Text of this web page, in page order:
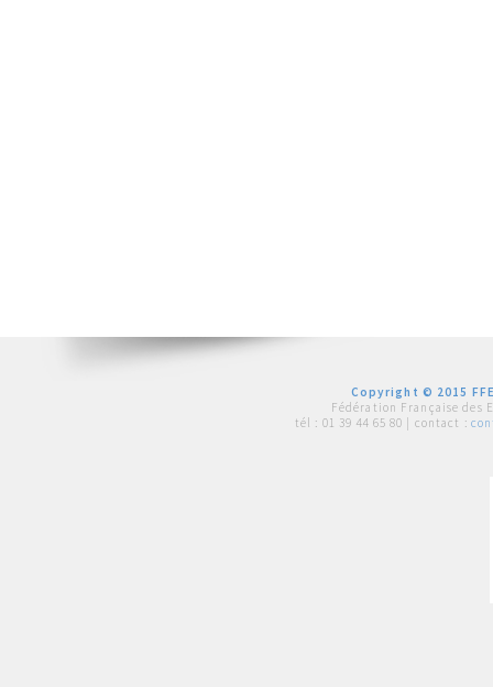
Copyright © 2015
Fédération Française des
tél : 01 39 44 65 80 | contact :